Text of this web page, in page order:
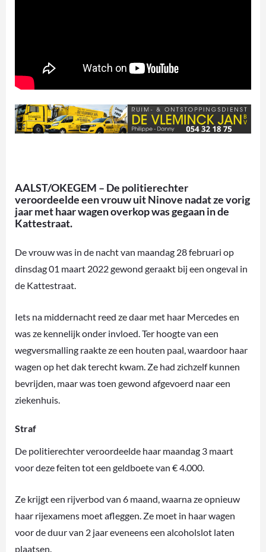
AALST/OKEGEM – De politierechter
veroordeelde een vrouw uit Ninove nadat ze vorig
jaar met haar wagen overkop was gegaan in de
Kattestraat.
De vrouw was in de nacht van maandag 28 februari op
dinsdag 01 maart 2022 gewond geraakt bij een ongeval in
de Kattestraat.
Iets na middernacht reed ze daar met haar Mercedes en
was ze kennelijk onder invloed. Ter hoogte van een
wegversmalling raakte ze een houten paal, waardoor haar
wagen op het dak terecht kwam. Ze had zichzelf kunnen
bevrijden, maar was toen gewond afgevoerd naar een
ziekenhuis.
Straf
De politierechter veroordeelde haar maandag 3 maart
voor deze feiten tot een geldboete van € 4.000.
Ze krijgt een rijverbod van 6 maand, waarna ze opnieuw
haar rijexamens moet afleggen. Ze moet in haar wagen
voor de duur van 2 jaar eveneens een alcoholslot laten
plaatsen.